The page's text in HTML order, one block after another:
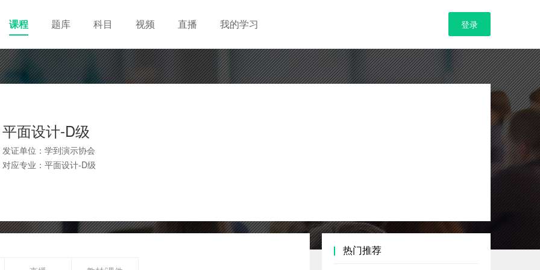
课程 题库 科目 视频 直播 我的学习 登录
平面设计-D级
发证单位：学到演示协会
对应专业：平面设计-D级
热门推荐